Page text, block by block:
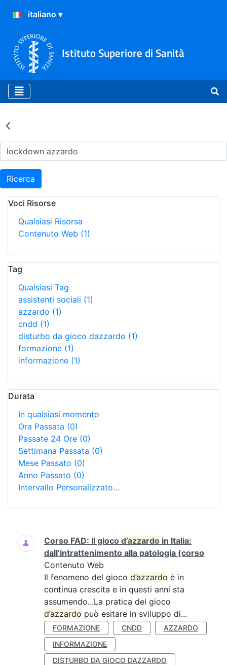
Istituto Superiore di Sanità
Risultati della Ricerca -
Ricerca
Voci Risorse
Qualsiasi Risorsa
Contenuto Web (1)
Tag
Qualsiasi Tag
assistenti sociali (1)
azzardo (1)
cndd (1)
disturbo da gioco dazzardo (1)
formazione (1)
informazione (1)
Durata
In qualsiasi momento
Ora Passata (0)
Passate 24 Ore (0)
Settimana Passata (0)
Mese Passato (0)
Anno Passato (0)
Intervallo Personalizzato…
Ricerca
Corso FAD: Il gioco d’azzardo in Italia:
dall’intrattenimento alla patologia (corso
Contenuto Web
Il fenomeno del gioco d’azzardo è in
continua crescita e in questi anni sta
assumendo...La pratica del gioco
d’azzardo può esitare in sviluppo di...
FORMAZIONE CNDD
AZZARDO
INFORMAZIONE
DISTURBO DA GIOCO DAZZARDO